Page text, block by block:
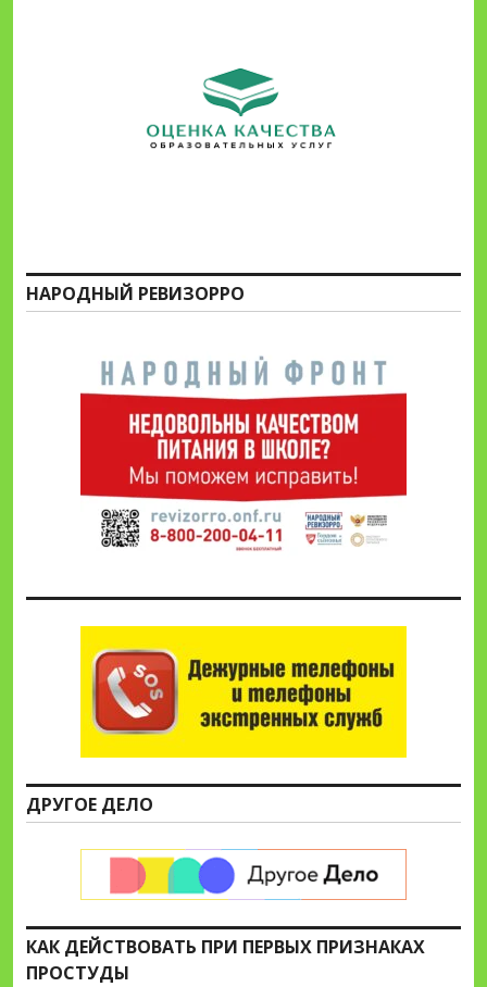
НАРОДНЫЙ РЕВИЗОРРО
ДРУГОЕ ДЕЛО
КАК ДЕЙСТВОВАТЬ ПРИ ПЕРВЫХ ПРИЗНАКАХ
ПРОСТУДЫ